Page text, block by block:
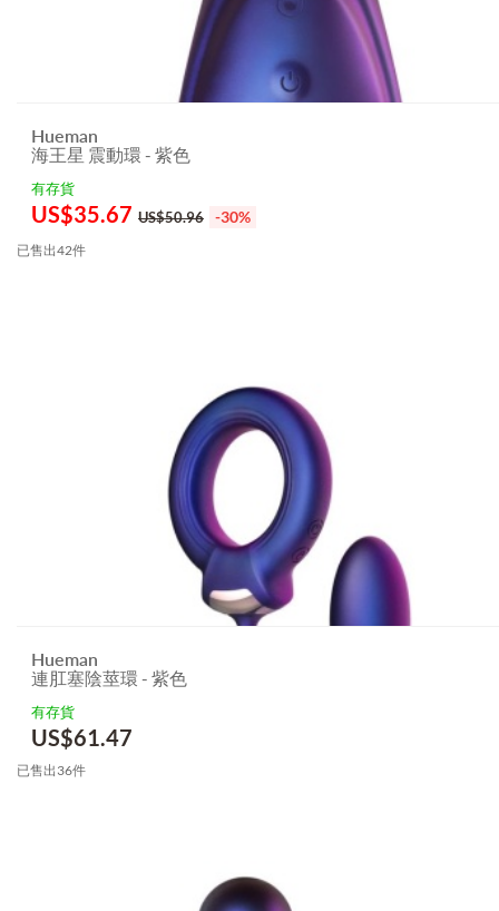
Hueman
海王星 震動環 - 紫色
有存貨
US$35.67 US$50.96 -30%
已售出42件
Hueman
連肛塞陰莖環 - 紫色
有存貨
US$61.47
已售出36件